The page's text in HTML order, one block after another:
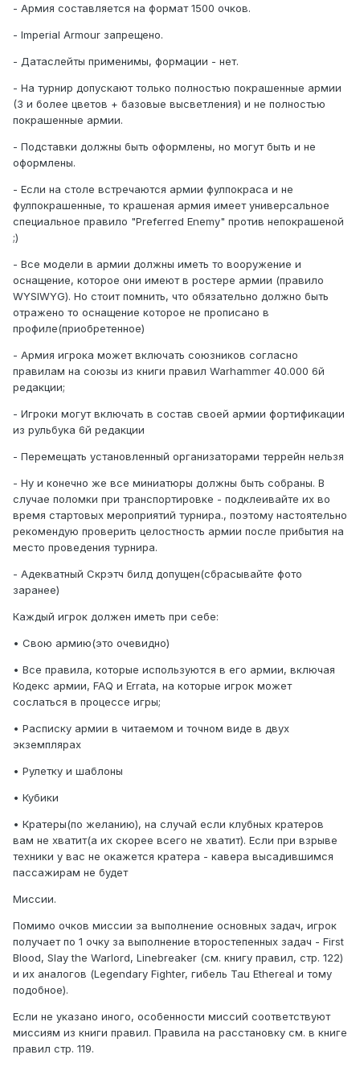
- Армия составляется на формат 1500 очков.
- Imperial Armour запрещено.
- Датаслейты применимы, формации - нет.
- На турнир допускают только полностью покрашенные армии
(3 и более цветов + базовые высветления) и не полностью
покрашенные армии.
- Подставки должны быть оформлены, но могут быть и не
оформлены.
- Если на столе встречаются армии фулпокраса и не
фулпокрашенные, то крашеная армия имеет универсальное
специальное правило "Preferred Enemy" против непокрашеной
;)
- Все модели в армии должны иметь то вооружение и
оснащение, которое они имеют в ростере армии (правило
WYSIWYG). Но стоит помнить, что обязательно должно быть
отражено то оснащение которое не прописано в
профиле(приобретенное)
- Армия игрока может включать союзников согласно
правилам на союзы из книги правил Warhammer 40.000 6й
редакции;
- Игроки могут включать в состав своей армии фортификации
из рульбука 6й редакции
- Перемещать установленный организаторами террейн нельзя
- Ну и конечно же все миниатюры должны быть собраны. В
случае поломки при транспортировке - подклеивайте их во
время стартовых мероприятий турнира., поэтому настоятельно
рекомендую проверить целостность армии после прибытия на
место проведения турнира.
- Адекватный Скрэтч билд допущен(сбрасывайте фото
заранее)
Каждый игрок должен иметь при себе:
• Свою армию(это очевидно)
• Все правила, которые используются в его армии, включая
Кодекс армии, FAQ и Errata, на которые игрок может
сослаться в процессе игры;
• Расписку армии в читаемом и точном виде в двух
экземплярах
• Рулетку и шаблоны
• Кубики
• Кратеры(по желанию), на случай если клубных кратеров
вам не хватит(а их скорее всего не хватит). Если при взрыве
техники у вас не окажется кратера - кавера высадившимся
пассажирам не будет
Миссии.
Помимо очков миссии за выполнение основных задач, игрок
получает по 1 очку за выполнение второстепенных задач - First
Blood, Slay the Warlord, Linebreaker (см. книгу правил, стр. 122)
и их аналогов (Legendary Fighter, гибель Tau Ethereal и тому
подобное).
Если не указано иного, особенности миссий соответствуют
миссиям из книги правил. Правила на расстановку см. в книге
правил стр. 119.